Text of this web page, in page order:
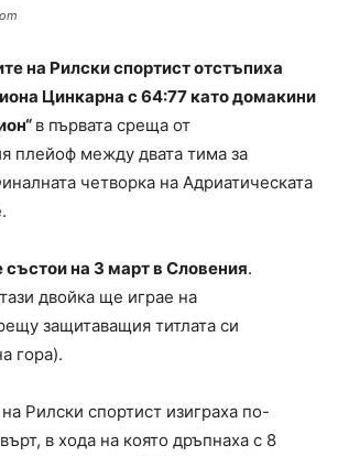
на Рилски спортист отстъпиха
Цинкарна с 64:77 като домакини
в първата среща от
плейоф между двата тима за
четворка на Адриатическата
на 3 март в Словения.
двойка ще играе на
защитаващия титлата си
гора).
Рилски спортист изиграха по-
в хода на която дръпнаха с 8